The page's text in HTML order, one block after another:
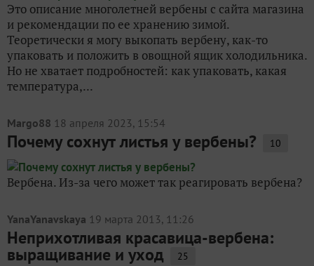
Это описание многолетней вербены с сайта магазина
и рекомендации по ее хранению зимой.
Теоретически я могу выкопать вербену, как-то
упаковать и положить в овощной ящик холодильника.
Но не хватает подробностей: как упаковать, какая
температура,...
Margo88 18 апреля 2023, 15:54
Почему сохнут листья у вербены? 10
Вербена. Из-за чего может так реагировать вербена?
YanaYanavskaya 19 марта 2013, 11:26
Неприхотливая красавица-вербена:
выращивание и уход 25